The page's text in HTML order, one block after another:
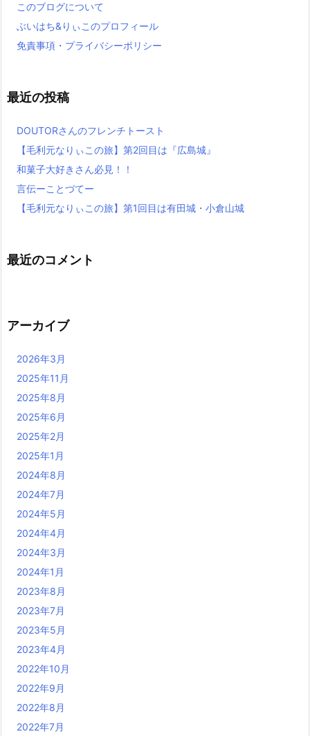
このブログについて
ぶいはち&りぃこのプロフィール
免責事項・プライバシーポリシー
最近の投稿
DOUTORさんのフレンチトースト
【毛利元なりぃこの旅】第2回目は『広島城』
和菓子大好きさん必見！！
言伝ーことづてー
【毛利元なりぃこの旅】第1回目は有田城・小倉山城
最近のコメント
アーカイブ
2026年3月
2025年11月
2025年8月
2025年6月
2025年2月
2025年1月
2024年8月
2024年7月
2024年5月
2024年4月
2024年3月
2024年1月
2023年8月
2023年7月
2023年5月
2023年4月
2022年10月
2022年9月
2022年8月
2022年7月